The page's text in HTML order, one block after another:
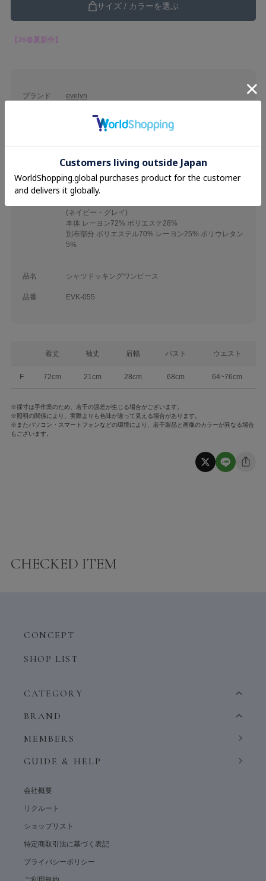
サイズ / カラーを選ぶ
【26春夏新作】
ブランド evelyn
素材
(ベージュ)
ニット部分 ポリエステル87% レーヨン10% ポリウレタ
別布部分
表地 ポリエステル70% レーヨン25% ポリウレタン5%
(ネイビー・グレイ)
本体 レーヨン72% ポリエステ28%
別布部分 ポリエステル70% レーヨン25% ポリウレタン
5%
品名 シャツドッキングワンピース
品番 EVK-055
着丈 袖丈 肩幅 バスト ウエスト
F 72cm 21cm 28cm 68cm 64~76cm
※採寸は手作業のため、若干の誤差が生じる場合がございます。
※照明の関係により、実際よりも色味が違って見える場合があります。
※またパソコン・スマートフォンなどの環境により、若干製品と画像のカラーが異なる場合
もございます。
CHECKED ITEM
CONCEPT
SHOP LIST
CATEGORY
BRAND
MEMBERS
GUIDE & HELP
会社概要
リクルート
ショップリスト
特定商取引法に基づく表記
プライバシーポリシー